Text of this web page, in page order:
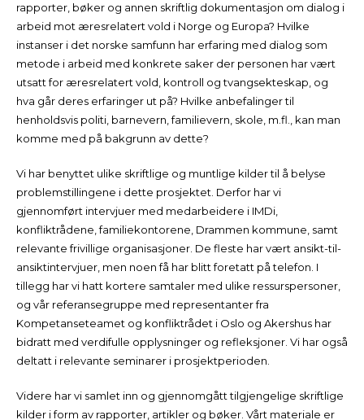
rapporter, bøker og annen skriftlig dokumentasjon om dialog i
arbeid mot æresrelatert vold i Norge og Europa? Hvilke
instanser i det norske samfunn har erfaring med dialog som
metode i arbeid med konkrete saker der personen har vært
utsatt for æresrelatert vold, kontroll og tvangsekteskap, og
hva går deres erfaringer ut på? Hvilke anbefalinger til
henholdsvis politi, barnevern, familievern, skole, m.fl., kan man
komme med på bakgrunn av dette?
Vi har benyttet ulike skriftlige og muntlige kilder til å belyse
problemstillingene i dette prosjektet. Derfor har vi
gjennomført intervjuer med medarbeidere i IMDi,
konfliktrådene, familiekontorene, Drammen kommune, samt
relevante frivillige organisasjoner. De fleste har vært ansikt-til-
ansiktintervjuer, men noen få har blitt foretatt på telefon. I
tillegg har vi hatt kortere samtaler med ulike ressurspersoner,
og vår referansegruppe med representanter fra
Kompetanseteamet og konfliktrådet i Oslo og Akershus har
bidratt med verdifulle opplysninger og refleksjoner. Vi har også
deltatt i relevante seminarer i prosjektperioden.
Videre har vi samlet inn og gjennomgått tilgjengelige skriftlige
kilder i form av rapporter, artikler og bøker. Vårt materiale er